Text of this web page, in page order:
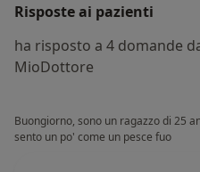
Risposte ai pazienti
ha risposto a 4 domande
MioDottore
Buongiorno, sono un ragazzo di 25
sento un po' come un pesce fuo